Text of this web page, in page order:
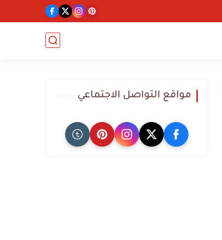
مواقع التواصل الاجتماعي